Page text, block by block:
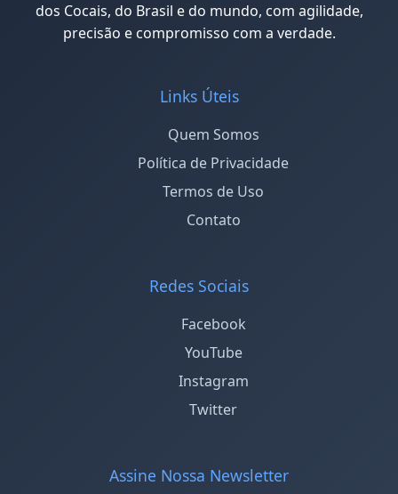
dos Cocais, do Brasil e do mundo, com agilidade,
precisão e compromisso com a verdade.
Links Úteis
Quem Somos
Política de Privacidade
Termos de Uso
Contato
Redes Sociais
Facebook
YouTube
Instagram
Twitter
Assine Nossa Newsletter